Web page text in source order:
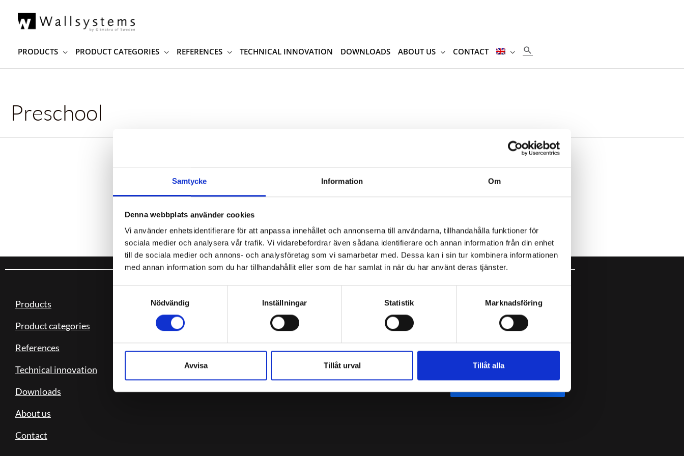
Samtycke Information Om
Denna webbplats använder cookies
Vi använder enhetsidentifierare för att anpassa innehållet och annonserna till användarna, tillhandahålla funktioner för
sociala medier och analysera vår trafik. Vi vidarebefordrar även sådana identifierare och annan information från din enhet
till de sociala medier och annons- och analysföretag som vi samarbetar med. Dessa kan i sin tur kombinera informationen
med annan information som du har tillhandahållit eller som de har samlat in när du har använt deras tjänster.
Nödvändig
Inställningar Statistik Marknadsföring
Avvisa Tillåt urval Tillåt alla
content
PRODUCTS PRODUCT CATEGORIES REFERENCES TECHNICAL INNOVATION DOWNLOADS ABOUT US CONTACT SEARCH
Preschool
Products
Product categories
References
Technical innovation
Downloads
About us
Contact
WALLSYSTEMS
Box 125
Phone: 0140 – 412 25
info@wallsystems.se
b
o
k
a
g
r
a
m
Subscribe to our newsletter